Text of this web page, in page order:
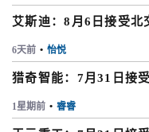
艾斯迪：8月6日接受北
6天前 • 怡悦
猎奇智能：7月31日接
1星期前 • 睿睿